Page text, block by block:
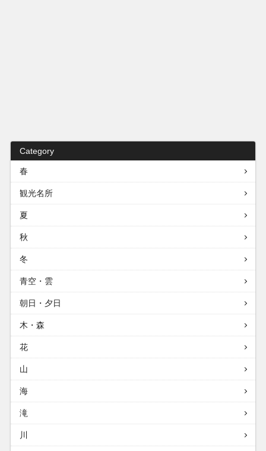
Category
春
観光名所
夏
秋
冬
青空・雲
朝日・夕日
木・森
花
山
海
滝
川